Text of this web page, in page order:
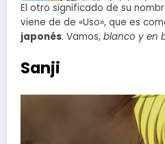
El otro significado de su
viene de de «Uso», que es
japonés. Vamos, blanco y en
Sanji